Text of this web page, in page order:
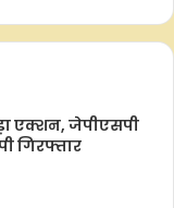
एक्शन, जेपीएसपी
गिरफ्तार